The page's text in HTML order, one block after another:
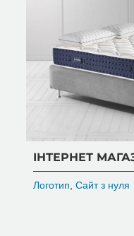
ІНТЕРНЕТ
Логотип Сайт з нуля